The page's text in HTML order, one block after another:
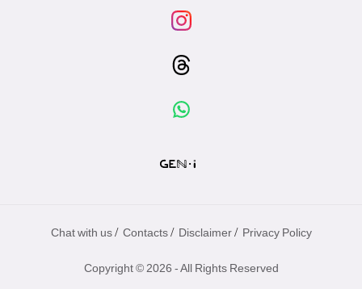
Chat with us / Contacts / Disclaimer / Privacy Policy
Copyright © 2026 - All Rights Reserved